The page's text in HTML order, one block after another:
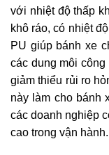
với nhiệt độ thấp
khô ráo, có nhiệt
PU giúp bánh xe
các dung môi
giảm thiểu rủi ro
này làm cho bánh
các doanh nghiệp
cao trong vận hành.